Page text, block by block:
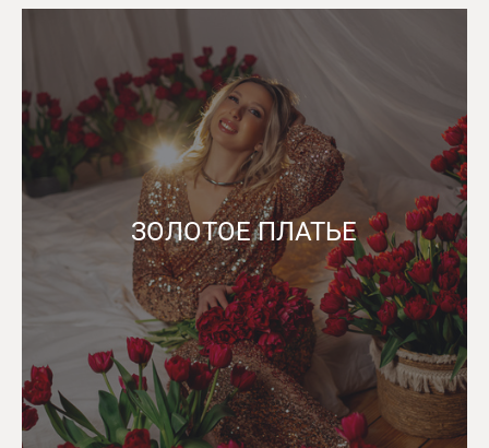
ЗОЛОТОЕ ПЛАТЬЕ